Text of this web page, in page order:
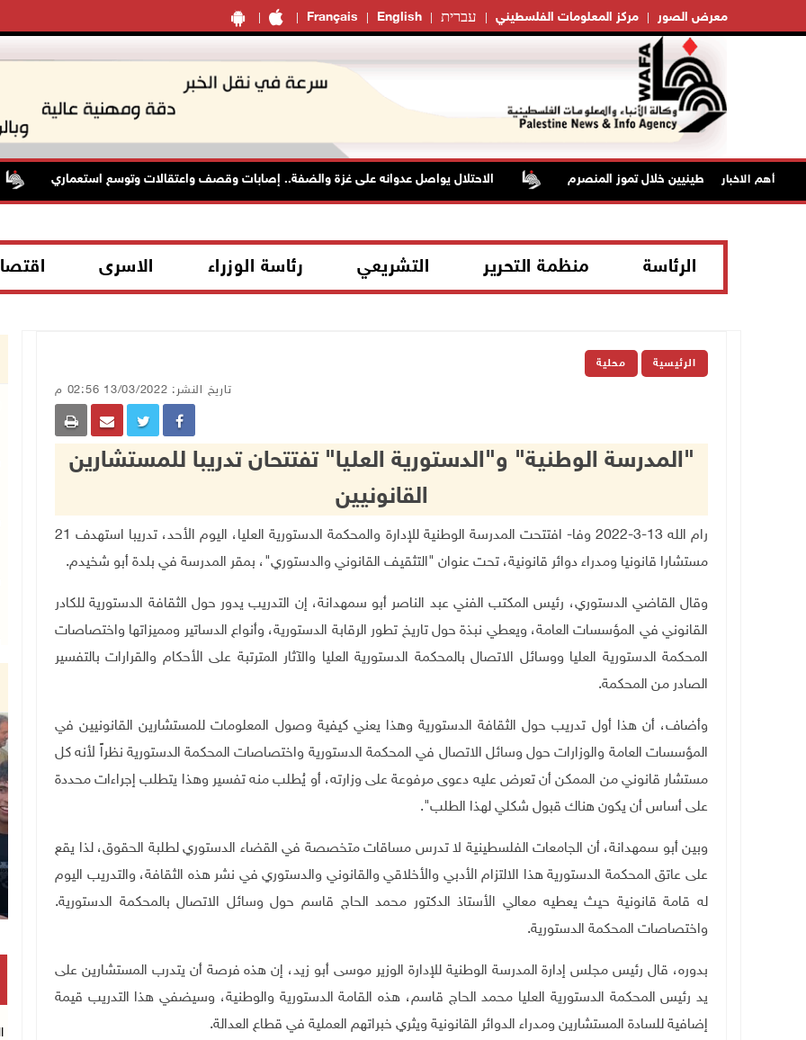
Français English עברית مركز المعلومات الفلسطيني معرض الصور
أهم الاخبار الاحتلال يواصل عدوانه على غزة والضفة.. إصابات وقصف واعتقالات وتوسع استعماري
الرئاسة منظمة التحرير التشريعي رئاسة الوزراء الاسرى
الرئيسية محلية
تاريخ النشر: 13/03/2022 02:56 م
"المدرسة الوطنية" و"الدستورية العليا" تفتتحان تدريبا للمستشارين
القانونيين
رام الله 13-3-2022 وفا- افتتحت المدرسة الوطنية للإدارة والمحكمة الدستورية العليا، اليوم الأحد، تدريبا استهدف 21
مستشارا قانونيا ومدراء دوائر قانونية، تحت عنوان "التثقيف القانوني والدستوري"، بمقر المدرسة في بلدة أبو شخيدم.
وقال القاضي الدستوري، رئيس المكتب الفني عبد الناصر أبو سمهدانة، إن التدريب يدور حول الثقافة الدستورية للكادر
القانوني في المؤسسات العامة، ويعطي نبذة حول تاريخ تطور الرقابة الدستورية، وأنواع الدساتير ومميزاتها واختصاصات
المحكمة الدستورية العليا ووسائل الاتصال بالمحكمة الدستورية العليا والآثار المترتبة على الأحكام والقرارات بالتفسير
الصادر من المحكمة.
وأضاف، أن هذا أول تدريب حول الثقافة الدستورية وهذا يعني كيفية وصول المعلومات للمستشارين القانونيين في
المؤسسات العامة والوزارات حول وسائل الاتصال في المحكمة الدستورية واختصاصات المحكمة الدستورية نظراً لأنه كل
مستشار قانوني من الممكن أن تعرض عليه دعوى مرفوعة على وزارته، أو يُطلب منه تفسير وهذا يتطلب إجراءات محددة
على أساس أن يكون هناك قبول شكلي لهذا الطلب"
.
وبين أبو سمهدانة، أن الجامعات الفلسطينية لا تدرس مساقات متخصصة في القضاء الدستوري لطلبة الحقوق، لذا يقع
على عاتق المحكمة الدستورية هذا الالتزام الأدبي والأخلاقي والقانوني والدستوري في نشر هذه الثقافة، والتدريب اليوم
له قامة قانونية حيث يعطيه معالي الأستاذ الدكتور محمد الحاج قاسم حول وسائل الاتصال بالمحكمة الدستورية.
واختصاصات المحكمة الدستورية.
بدوره، قال رئيس مجلس إدارة المدرسة الوطنية للإدارة الوزير موسى أبو زيد، إن هذه فرصة أن يتدرب المستشارين على
يد رئيس المحكمة الدستورية العليا محمد الحاج قاسم، هذه القامة الدستورية والوطنية، وسيضفي هذا التدريب قيمة
إضافية للسادة المستشارين ومدراء الدوائر القانونية ويثري خبراتهم العملية في قطاع العدالة.